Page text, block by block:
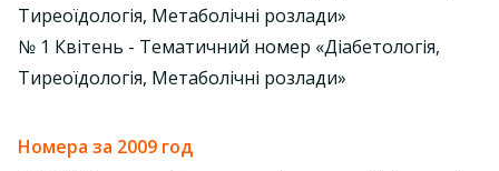
Тиреоїдологія, Метаболічні розлади»
№ 1 Квітень - Тематичний номер «Діабетологія,
Тиреоїдологія, Метаболічні розлади»
Номера за 2009 год